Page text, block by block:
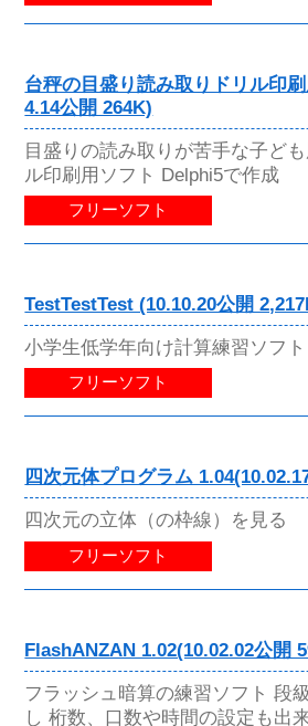
台秤の目盛り読み取りドリル印
4.14公開 264K)
目盛りの読み取りが苦手な子ど
ル印刷用ソフト Delphi5で作成
フリーソフト
TestTestTest (10.10.20公開
小学生低学年向け計算練習ソフト
フリーソフト
四次元体プログラム
四次元の立体（の枠線）を見る
フリーソフト
FlashANZAN 1.02(10.02.02公開
フラッシュ暗算の練習ソフト 段
し 桁数、口数や時間の設定も出